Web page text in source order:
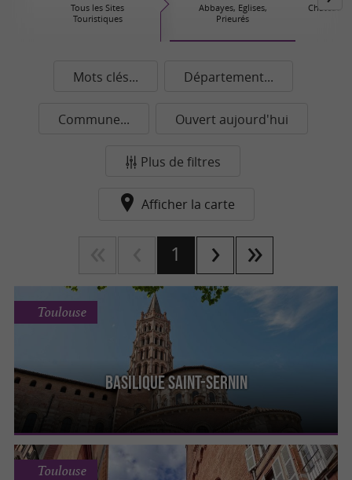
Tous les Sites
Touristiques
Abbayes, Eglises,
Prieurés
Châteaux
Mots clés... Département...
Commune... Ouvert aujourd'hui
Plus de filtres
Afficher la carte
1
Basilique Saint-Sernin
Toulouse
Toulouse